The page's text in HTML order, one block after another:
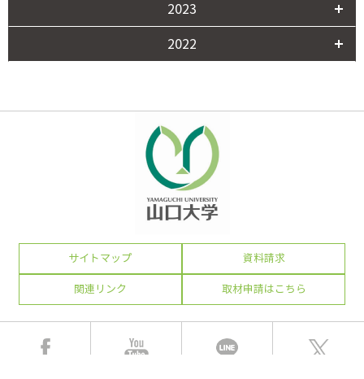
2023
2022
サイトマップ 資料請求
関連リンク 取材申請はこちら